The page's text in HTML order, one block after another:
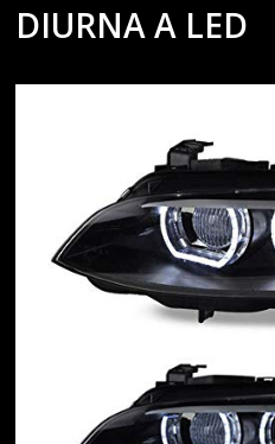
DIURNA A LED